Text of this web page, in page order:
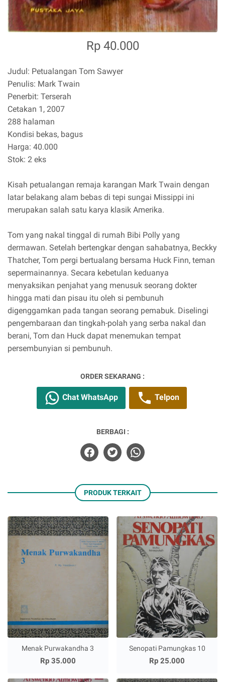
Rp 40.000
Judul: Petualangan Tom Sawyer
Penulis: Mark Twain
Penerbit: Terserah
Cetakan 1, 2007
288 halaman
Kondisi bekas, bagus
Harga: 40.000
Stok: 2 eks
Kisah petualangan remaja karangan Mark Twain dengan
latar belakang alam bebas di tepi sungai Missippi ini
merupakan salah satu karya klasik Amerika.
Tom yang nakal tinggal di rumah Bibi Polly yang
dermawan. Setelah bertengkar dengan sahabatnya, Beckky
Thatcher, Tom pergi bertualang bersama Huck Finn, teman
sepermainannya. Secara kebetulan keduanya
menyaksikan penjahat yang menusuk seorang dokter
hingga mati dan pisau itu oleh si pembunuh
digenggamkan pada tangan seorang pemabuk. Diselingi
pengembaraan dan tingkah-polah yang serba nakal dan
berani, Tom dan Huck dapat menemukan tempat
persembunyian si pembunuh.
ORDER SEKARANG :
Chat WhatsApp Telpon
BERBAGI :
PRODUK TERKAIT
Menak Purwakandha 3
Rp 35.000
Senopati Pamungkas 10
Rp 25.000